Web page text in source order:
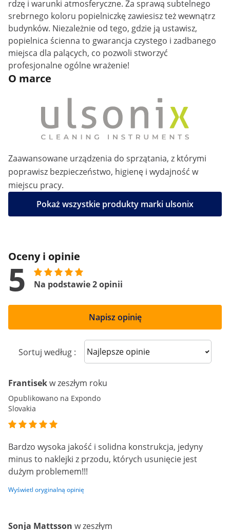
rdzę i warunki atmosferyczne. Za sprawą subtelnego
srebrnego koloru popielniczkę zawiesisz też wewnątrz
budynków. Niezależnie od tego, gdzie ją ustawisz,
popielnica ścienna to gwarancja czystego i zadbanego
miejsca dla palących, co pozwoli stworzyć
profesjonalne ogólne wrażenie!
O marce
Zaawansowane urządzenia do sprzątania, z którymi
poprawisz bezpieczeństwo, higienę i wydajność w
miejscu pracy.
Pokaż wszystkie produkty marki ulsonix
Oceny i opinie
5 Na podstawie 2 opinii
Napisz opinię
Sortuj według : Sort reviews
Frantisekw zeszłym roku
Opublikowano na Expondo
Slovakia
Bardzo wysoka jakość i solidna konstrukcja, jedyny
minus to naklejki z przodu, których usunięcie jest
dużym problemem!!!
Wyświetl oryginalną opinię
Sonja Mattsson w zeszłym